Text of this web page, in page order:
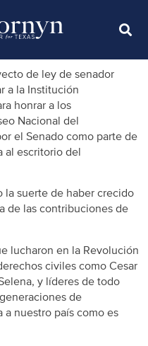
de ley de senador
a la Institución
honrar a los
Nacional del
el Senado como parte de
al escritorio del
la suerte de haber crecido
de las contribuciones de
lucharon en la Revolución
civiles como Cesar
y líderes de todo
de
a nuestro país como es